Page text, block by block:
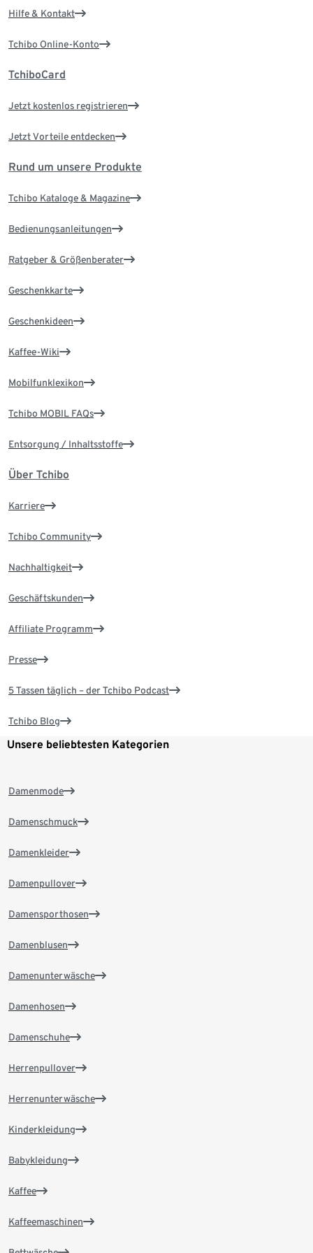
Hilfe & Kontakt
Tchibo Online-Konto
TchiboCard
Jetzt kostenlos registrieren
Jetzt Vorteile entdecken
Rund um unsere Produkte
Tchibo Kataloge & Magazine
Bedienungsanleitungen
Ratgeber & Größenberater
Geschenkkarte
Geschenkideen
Kaffee-Wiki
Mobilfunklexikon
Tchibo MOBIL FAQs
Entsorgung / Inhaltsstoffe
Über Tchibo
Karriere
Tchibo Community
Nachhaltigkeit
Geschäftskunden
Affiliate Programm
Presse
5 Tassen täglich – der Tchibo Podcast
Tchibo Blog
Unsere beliebtesten Kategorien
Damenmode
Damenschmuck
Damenkleider
Damenpullover
Damensporthosen
Damenblusen
Damenunterwäsche
Damenhosen
Damenschuhe
Herrenpullover
Herrenunterwäsche
Kinderkleidung
Babykleidung
Kaffee
Kaffeemaschinen